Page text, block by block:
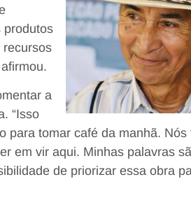
produtos
recursos
a
“Isso
para tomar café da manhã. Nós
em vir aqui. Minhas palavras
de priorizar essa obra